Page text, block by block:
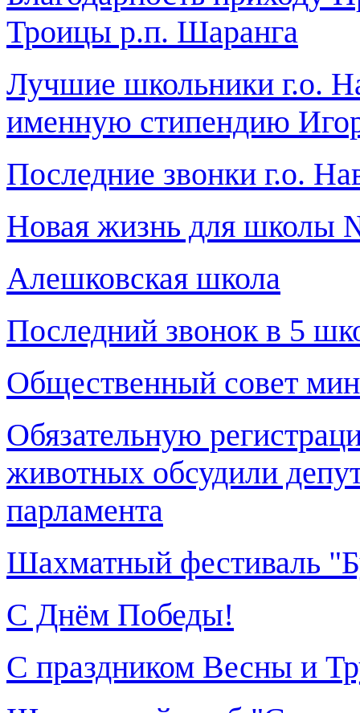
Троицы р.п. Шаранга
Лучшие школьники г.о.
именную стипендию
Последние звонки г.о.
Новая жизнь для школы
Алешковская школа
Последний звонок в 5
Общественный совет
Обязательную
животных обсудили
парламента
Шахматный фестиваль
С Днём Победы!
С праздником Весны и